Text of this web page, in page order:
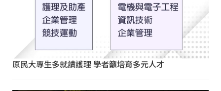
原民大專生多就讀護理 學者籲培育多元人才